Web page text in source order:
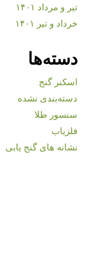
تیر و مرداد ۱۴۰۱
خرداد و تیر ۱۴۰۱
دسته‌ها
اسکنر گنج
دسته‌بندی نشده
سنسور طلا
فلزیاب
نشانه های گنج یابی